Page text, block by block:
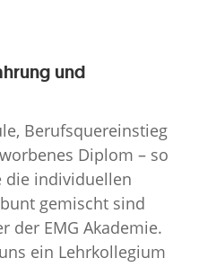
und
Berufsquereinstieg
Diplom – so
die individuellen
gemischt sind
der EMG Akademie.
ein Lehrkollegium